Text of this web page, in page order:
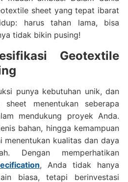
sheet yang tepat ibarat
harus tahan lama, bisa
tidak bikin pusing!
Geotextile
punya kebutuhan unik, dan
menentukan seberapa
mendukung proyek Anda.
bahan, hingga kemampuan
menentukan kualitas dan daya
Dengan memperhatikan
, Anda tidak hanya
biasa, tetapi berinvestasi